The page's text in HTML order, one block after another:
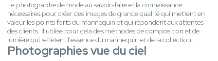
Le photographe de mode au savoir-faire et la connaissance
nécessaires pour créer des images de grande qualité qui mettent en
valeur les points forts du mannequin et qui répondent aux attentes
des clients. Il utilise pour cela des méthodes de composition et de
lumière qui reflètent l'essence du mannequin et de la collection.
Photographies vue du ciel